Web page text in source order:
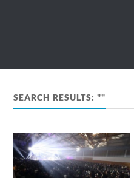
SEARCH RESULTS: ""